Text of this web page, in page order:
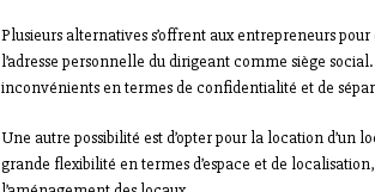
Plusieurs alternatives s’offrent aux entrepreneurs
l’adresse personnelle du dirigeant comme siège
inconvénients en termes de confidentialité et de
Une autre possibilité est d’opter pour la location d’un
grande flexibilité en termes d’espace et de